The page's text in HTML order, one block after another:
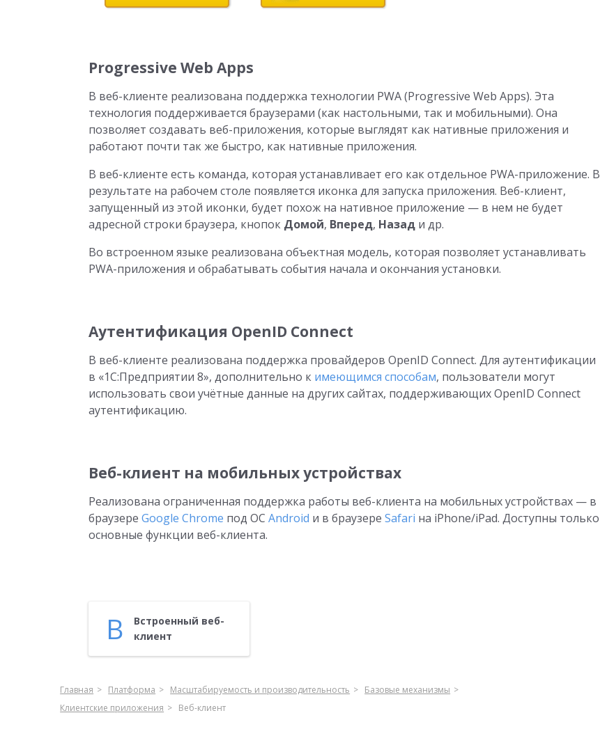
Progressive Web Apps
В веб-клиенте реализована поддержка технологии PWA (Progressive Web Apps). Эта
технология поддерживается браузерами (как настольными, так и мобильными). Она
позволяет создавать веб-приложения, которые выглядят как нативные приложения и
работают почти так же быстро, как нативные приложения.
В веб-клиенте есть команда, которая устанавливает его как отдельное PWA-приложение. В
результате на рабочем столе появляется иконка для запуска приложения. Веб-клиент,
запущенный из этой иконки, будет похож на нативное приложение — в нем не будет
адресной строки браузера, кнопок Домой, Вперед, Назад и др.
Во встроенном языке реализована объектная модель, которая позволяет устанавливать
PWA-приложения и обрабатывать события начала и окончания установки.
Аутентификация OpenID Connect
В веб-клиенте реализована поддержка провайдеров OpenID Connect. Для аутентификации
в «1С:Предприятии 8», дополнительно к имеющимся способам, пользователи могут
использовать свои учётные данные на других сайтах, поддерживающих OpenID Connect
аутентификацию.
Веб-клиент на мобильных устройствах
Реализована ограниченная поддержка работы веб-клиента на мобильных устройствах — в
браузере Google Chrome под ОС Android и в браузере Safari на iPhone/iPad. Доступны только
основные функции веб-клиента.
В
Встро­ен­ный веб-
кли­ент
Главная Платформа Масштабируемость и производительность
Базовые механизмы
Клиентские приложения
Веб-клиент